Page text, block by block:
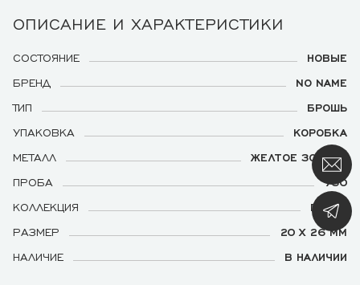
ОПИСАНИЕ И ХАРАКТЕРИСТИКИ
СОСТОЯНИЕ
НОВЫЕ
БРЕНД
NO NAME
ТИП
БРОШЬ
УПАКОВКА
КОРОБКА
МЕТАЛЛ
ЖЕЛТОЕ ЗОЛОТО
ПРОБА
750
КОЛЛЕКЦИЯ
ПЧЕЛА
РАЗМЕР
20 Х 26 ММ
НАЛИЧИЕ
В НАЛИЧИИ